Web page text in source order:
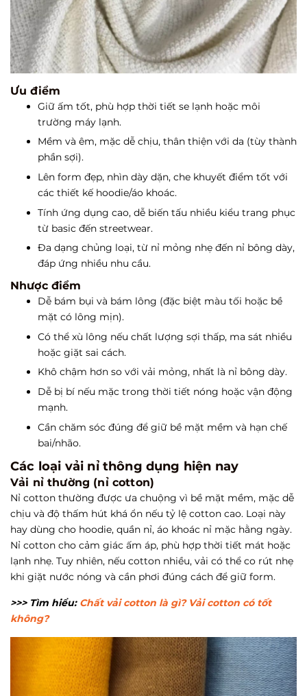
Ưu điểm
Giữ ấm tốt, phù hợp thời tiết se lạnh hoặc môi
trường máy lạnh.
Mềm và êm, mặc dễ chịu, thân thiện với da (tùy thành
phần sợi).
Lên form đẹp, nhìn dày dặn, che khuyết điểm tốt với
các thiết kế hoodie/áo khoác.
Tính ứng dụng cao, dễ biến tấu nhiều kiểu trang phục
từ basic đến streetwear.
Đa dạng chủng loại, từ nỉ mỏng nhẹ đến nỉ bông dày,
đáp ứng nhiều nhu cầu.
Nhược điểm
Dễ bám bụi và bám lông (đặc biệt màu tối hoặc bề
mặt có lông mịn).
Có thể xù lông nếu chất lượng sợi thấp, ma sát nhiều
hoặc giặt sai cách.
Khô chậm hơn so với vải mỏng, nhất là nỉ bông dày.
Dễ bị bí nếu mặc trong thời tiết nóng hoặc vận động
mạnh.
Cần chăm sóc đúng để giữ bề mặt mềm và hạn chế
bai/nhão.
Các loại vải nỉ thông dụng hiện nay
Vải nỉ thường (nỉ cotton)
Nỉ cotton thường được ưa chuộng vì bề mặt mềm, mặc dễ
chịu và độ thấm hút khá ổn nếu tỷ lệ cotton cao. Loại này
hay dùng cho hoodie, quần nỉ, áo khoác nỉ mặc hằng ngày.
Nỉ cotton cho cảm giác ấm áp, phù hợp thời tiết mát hoặc
lạnh nhẹ. Tuy nhiên, nếu cotton nhiều, vải có thể co rút nhẹ
khi giặt nước nóng và cần phơi đúng cách để giữ form.
>>> Tìm hiểu: Chất vải cotton là gì? Vải cotton có tốt
không?